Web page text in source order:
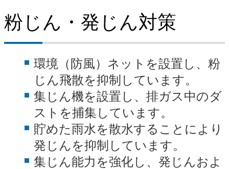
アクセス・地図（名古屋製鉄所）
環境への取り組み（名古屋製鉄所）
地域・社会貢献（名古屋製鉄所）
採用情報（名古屋製鉄所）
製品紹介（名古屋製鉄所）
粉じん・発じん対策
環境（防風）ネットを設置し、粉
じん飛散を抑制しています。
集じん機を設置し、 排ガス中のダ
ストを捕集 しています。
貯めた雨水を散水することにより
発じんを抑制 しています。
集じん能力を強化し、発じんおよ